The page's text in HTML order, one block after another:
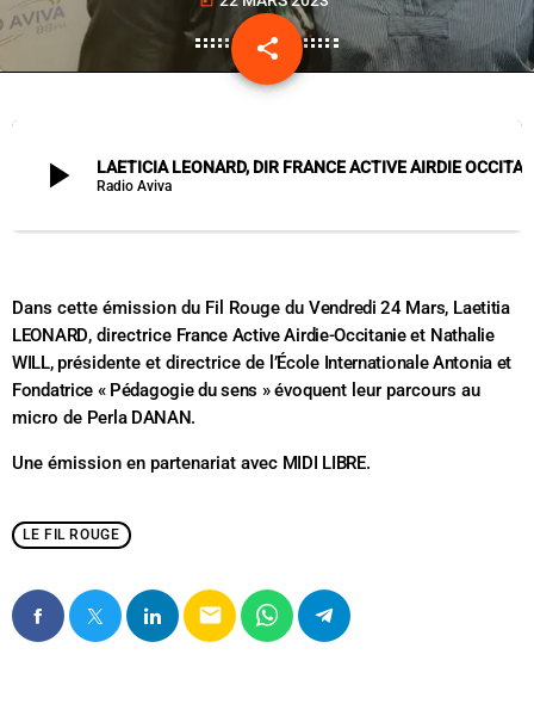
share
email
play_arrow Radio Aviva
Dans cette émission du Fil Rouge du Vendredi 24 Mars, Laetitia
LEONARD, directriceFrance Active Airdie-Occitanieet Nathalie
WILL, présidente et directrice de l’École Internationale Antonia et
Fondatrice « Pédagogie du sens »évoquent leur parcours au
micro de Perla DANAN.
Une émission en partenariat avec MIDI LIBRE.
LE FIL ROUGE
email